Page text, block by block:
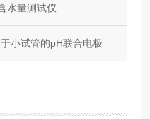
水量测试仪
小试管的pH联合电极